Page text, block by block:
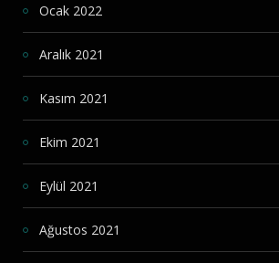
Ocak 2022
Aralık 2021
Kasım 2021
Ekim 2021
Eylül 2021
Ağustos 2021